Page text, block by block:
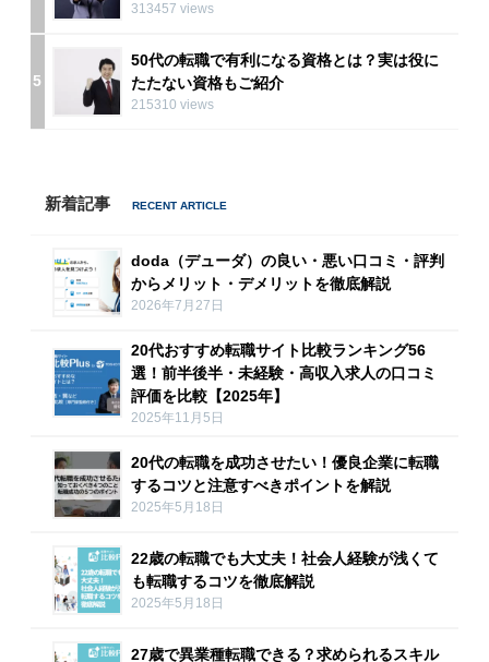
313457 views
5
50代の転職で有利になる資格とは？実は役に
たたない資格もご紹介
215310 views
新着記事
doda（デューダ）の良い・悪い口コミ・評判
からメリット・デメリットを徹底解説
2026年7月27日
20代おすすめ転職サイト比較ランキング56
選！前半後半・未経験・高収入求人の口コミ
評価を比較【2025年】
2025年11月5日
20代の転職を成功させたい！優良企業に転職
するコツと注意すべきポイントを解説
2025年5月18日
22歳の転職でも大丈夫！社会人経験が浅くて
も転職するコツを徹底解説
2025年5月18日
27歳で異業種転職できる？求められるスキル